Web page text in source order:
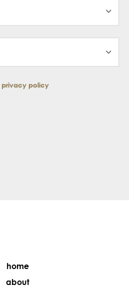
privacy policy
home
about